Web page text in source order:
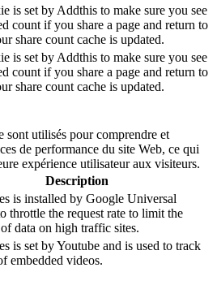
is set by Addthis to make sure you see
count if you share a page and return to
share count cache is updated.
is set by Addthis to make sure you see
count if you share a page and return to
share count cache is updated.
sont utilisés pour comprendre et
de performance du site Web, ce qui
expérience utilisateur aux visiteurs.
Description
is installed by Google Universal
throttle the request rate to limit the
data on high traffic sites.
is set by Youtube and is used to track
embedded videos.